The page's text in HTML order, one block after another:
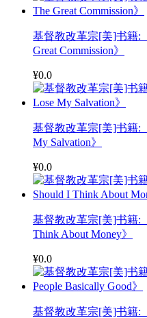
基督教改革宗[美]书籍:
Great Commission》
¥0.0
基督教改革宗[美]书籍:
My Salvation》
¥0.0
基督教改革宗[美]书籍:
Think About Money》
¥0.0
基督教改革宗[美]书籍: